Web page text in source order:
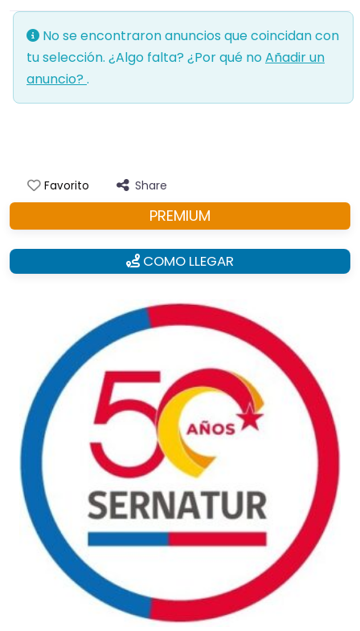
No se encontraron anuncios que coincidan con
tu selección. ¿Algo falta? ¿Por qué noAñadir un
anuncio? .
Favorito Share
PREMIUM
COMO LLEGAR